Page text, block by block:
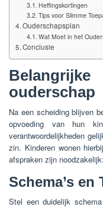
Heffingskortingen
Tips voor Slimme
Ouderschapsplan
Wat Moet in het
Conclusie
ouderschap
Na een scheiding blijven
opvoeding van hun
verantwoordelijkheden
zin. Kinderen wonen
afspraken zijn noodzakelijk:
Schema’s
Stel een duidelijk